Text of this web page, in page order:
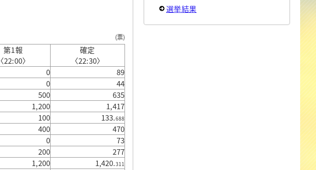
(票)
第1報
〈22:00〉
確定
〈22:30〉
0
89
0
44
500
635
1,200
1,417
100 133.688
400
470
0
73
200
277
1,200 1,420.311
選挙結果